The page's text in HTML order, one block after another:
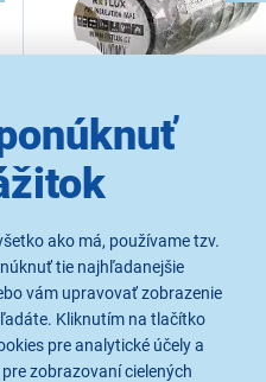
ako má, používame tzv.
tie najhľadanejšie
vám upravovať zobrazenie
Kliknutím na tlačítko
pre analytické účely a
zobrazovaní cielených
5,0 2x
Retlux RIT 017
0,13 mm, farba čierna
Ihneď k odoslaniu
Skladom 3 ks.
K vyzdvihnutiu už 7.8.
K vyzdvihnutiu do 15 minút
v 68 predajniach